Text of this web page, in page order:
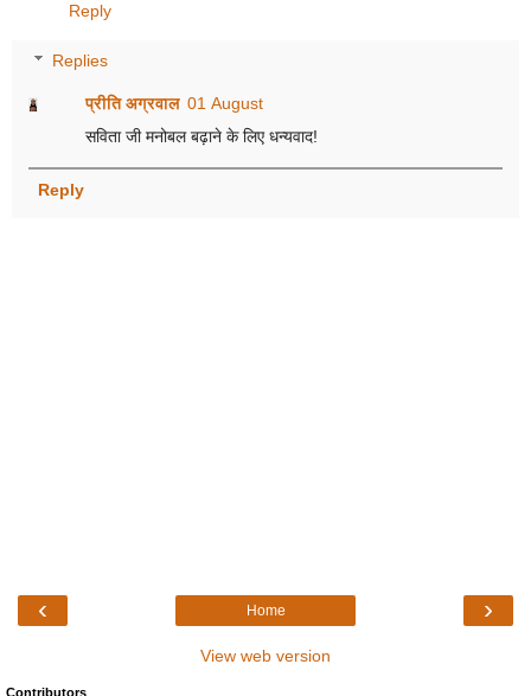
Reply
Replies
प्रीति अग्रवाल 01 August
सविता जी मनोबल बढ़ाने के लिए धन्यवाद!
Reply
‹ ›
Home
View web version
Contributors